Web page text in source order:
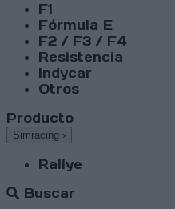
F1
Fórmula E
F2 / F3 / F4
Resistencia
Indycar
Otros
Producto
Simracing ›
Rallye
Buscar